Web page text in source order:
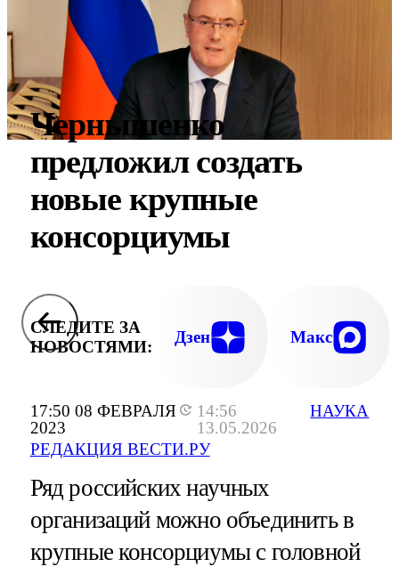
17:50 08 ФЕВРАЛЯ
2023
14:56
13.05.2026
РЕДАКЦИЯ ВЕСТИ.РУ
НАУКА
Чернышенко
предложил создать
новые крупные
консорциумы
СЛЕДИТЕ ЗА
НОВОСТЯМИ:
Дзен Макс
Ряд российских научных
организаций можно объединить в
крупные консорциумы с головной